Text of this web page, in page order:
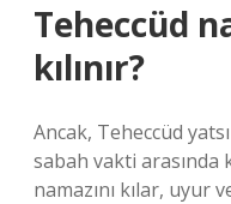
Teheccüd
kılınır?
Ancak, Teheccüd
sabah vakti arasında
namazını kılar, uyur